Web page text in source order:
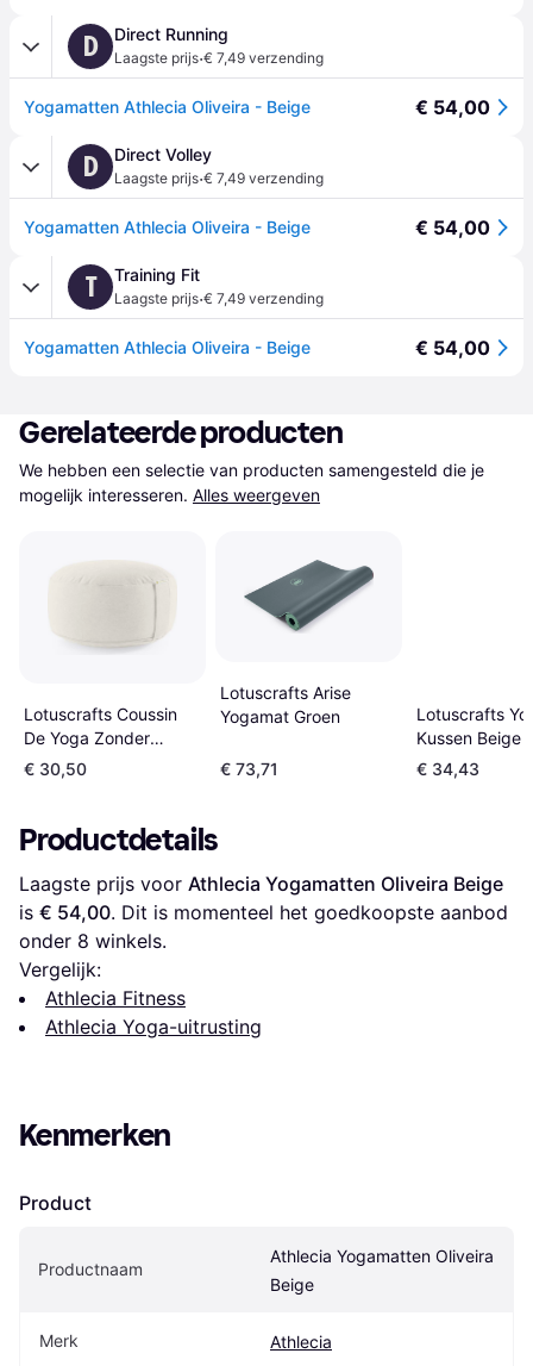
D Direct Running
Laagste prijs·€ 7,49 verzending
Yogamatten Athlecia Oliveira - Beige € 54,00
D Direct Volley
Laagste prijs·€ 7,49 verzending
Yogamatten Athlecia Oliveira - Beige € 54,00
T Training Fit
Laagste prijs·€ 7,49 verzending
Yogamatten Athlecia Oliveira - Beige € 54,00
Gerelateerde producten
We hebben een selectie van producten samengesteld die je
mogelijk interesseren. Alles weergeven
Lotuscrafts Coussin
De Yoga Zonder
Borduurwerk Blanc
€ 30,50
Lotuscrafts Arise
Yogamat Groen
€ 73,71
Lotuscrafts
Kussen Beige
€ 34,43
Productdetails
Laagste prijs voor Athlecia Yogamatten Oliveira Beige
is € 54,00. Dit is momenteel het goedkoopste aanbod
onder 8 winkels.
Vergelijk:
Athlecia Fitness
Athlecia Yoga-uitrusting
Kenmerken
Product
Productnaam
Athlecia Yogamatten Oliveira
Beige
Merk Athlecia